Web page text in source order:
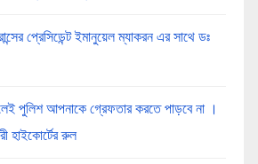
প্রেসিডেন্ট ইমানুয়েল ম্যাকরন এর সাথে ডঃ
পুলিশ আপনাকে গ্রেফতার করতে পাড়বে না ।
হাইকোর্টের রুল